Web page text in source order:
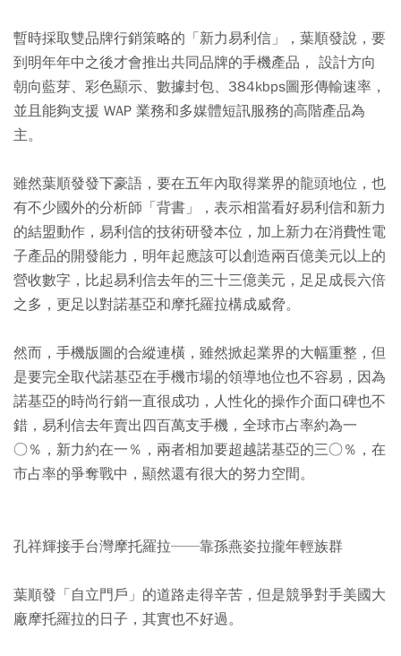
暫時採取雙品牌行銷策略的「新力易利信」，葉順發說，要
到明年年中之後才會推出共同品牌的手機產品， 設計方向
朝向藍芽、彩色顯示、數據封包、384kbps圖形傳輸速率，
並且能夠支援 WAP 業務和多媒體短訊服務的高階產品為
主。
雖然葉順發發下豪語，要在五年內取得業界的龍頭地位，也
有不少國外的分析師「背書」，表示相當看好易利信和新力
的結盟動作，易利信的技術研發本位，加上新力在消費性電
子產品的開發能力，明年起應該可以創造兩百億美元以上的
營收數字，比起易利信去年的三十三億美元，足足成長六倍
之多，更足以對諾基亞和摩托羅拉構成威脅。
然而，手機版圖的合縱連橫，雖然掀起業界的大幅重整，但
是要完全取代諾基亞在手機市場的領導地位也不容易，因為
諾基亞的時尚行銷一直很成功，人性化的操作介面口碑也不
錯，易利信去年賣出四百萬支手機，全球市占率約為一
○％，新力約在一％，兩者相加要超越諾基亞的三○％，在
市占率的爭奪戰中，顯然還有很大的努力空間。
孔祥輝接手台灣摩托羅拉──靠孫燕姿拉攏年輕族群
葉順發「自立門戶」的道路走得辛苦，但是競爭對手美國大
廠摩托羅拉的日子，其實也不好過。